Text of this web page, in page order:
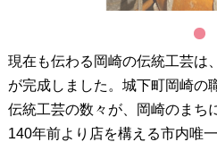
現在も伝わる岡崎の伝統工芸は
が完成しました。城下町岡崎の
伝統工芸の数々が、岡崎のまち
140年前より店を構える市内唯